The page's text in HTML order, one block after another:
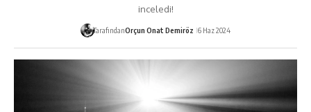
inceledi!
TarafındanOrçun Onat Demiröz 6 Haz 2024